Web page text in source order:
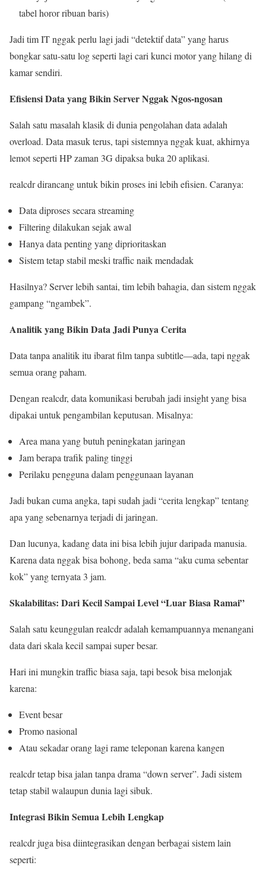
tabel horor ribuan baris)
Jadi tim IT nggak perlu lagi jadi “detektif data” yang harus
bongkar satu-satu log seperti lagi cari kunci motor yang hilang di
kamar sendiri.
Efisiensi Data yang Bikin Server Nggak Ngos-ngosan
Salah satu masalah klasik di dunia pengolahan data adalah
overload. Data masuk terus, tapi sistemnya nggak kuat, akhirnya
lemot seperti HP zaman 3G dipaksa buka 20 aplikasi.
realcdr dirancang untuk bikin proses ini lebih efisien. Caranya:
Data diproses secara streaming
Filtering dilakukan sejak awal
Hanya data penting yang diprioritaskan
Sistem tetap stabil meski traffic naik mendadak
Hasilnya? Server lebih santai, tim lebih bahagia, dan sistem nggak
gampang “ngambek”.
Analitik yang Bikin Data Jadi Punya Cerita
Data tanpa analitik itu ibarat film tanpa subtitle—ada, tapi nggak
semua orang paham.
Dengan realcdr, data komunikasi berubah jadi insight yang bisa
dipakai untuk pengambilan keputusan. Misalnya:
Area mana yang butuh peningkatan jaringan
Jam berapa trafik paling tinggi
Perilaku pengguna dalam penggunaan layanan
Jadi bukan cuma angka, tapi sudah jadi “cerita lengkap” tentang
apa yang sebenarnya terjadi di jaringan.
Dan lucunya, kadang data ini bisa lebih jujur daripada manusia.
Karena data nggak bisa bohong, beda sama “aku cuma sebentar
kok” yang ternyata 3 jam.
Skalabilitas: Dari Kecil Sampai Level “Luar Biasa Ramai”
Salah satu keunggulan realcdr adalah kemampuannya menangani
data dari skala kecil sampai super besar.
Hari ini mungkin traffic biasa saja, tapi besok bisa melonjak
karena:
Event besar
Promo nasional
Atau sekadar orang lagi rame teleponan karena kangen
realcdr tetap bisa jalan tanpa drama “down server”. Jadi sistem
tetap stabil walaupun dunia lagi sibuk.
Integrasi Bikin Semua Lebih Lengkap
realcdr juga bisa diintegrasikan dengan berbagai sistem lain
seperti: